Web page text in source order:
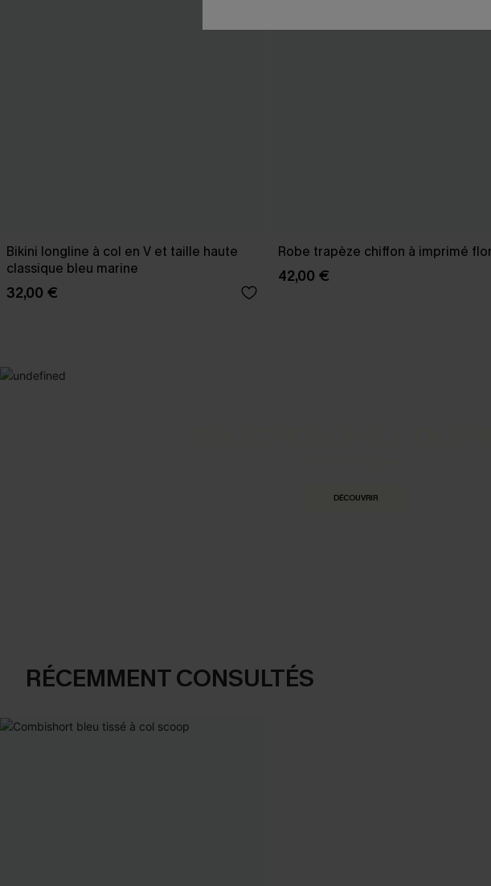
Bikini longline à col en V et taille haute
classique bleu marine
32,00 €
Robe trapèze chiffon à imprimé
42,00 €
DÉCOUVRIR
RÉCEMMENT CONSULTÉS